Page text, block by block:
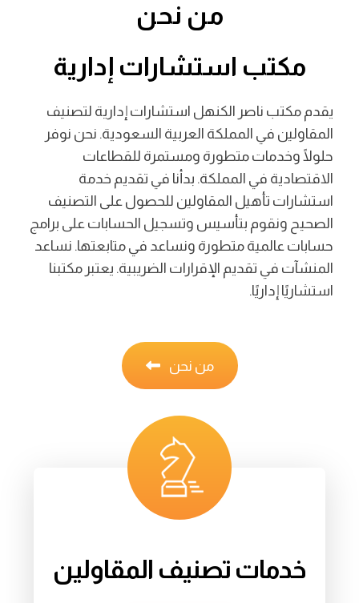
من نحن
مكتب استشارات إدارية
يقدم مكتب ناصر الكنهل استشارات إدارية لتصنيف
المقاولين في المملكة العربية السعودية. نحن نوفر
حلولًا وخدمات متطورة ومستمرة للقطاعات
الاقتصادية في المملكة. بدأنا في تقديم خدمة
استشارات تأهيل المقاولين للحصول على التصنيف
الصحيح ونقوم بتأسيس وتسجيل الحسابات على برامج
حسابات عالمية متطورة ونساعد في متابعتها. نساعد
المنشآت في تقديم الإقرارات الضريبية. يعتبر مكتبنا
استشاريًا إداريًا.
من نحن
خدمات تصنيف المقاولين